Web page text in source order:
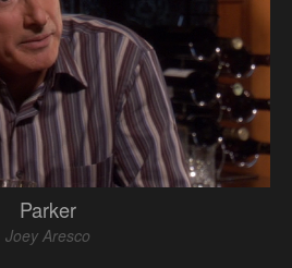
Parker
Joey Aresco